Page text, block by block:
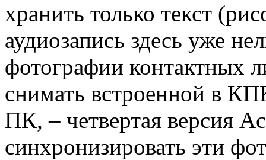
хранить только текст
аудиозапись здесь уже
фотографии контактных
снимать встроенной в
ПК, – четвертая версия
синхронизировать эти